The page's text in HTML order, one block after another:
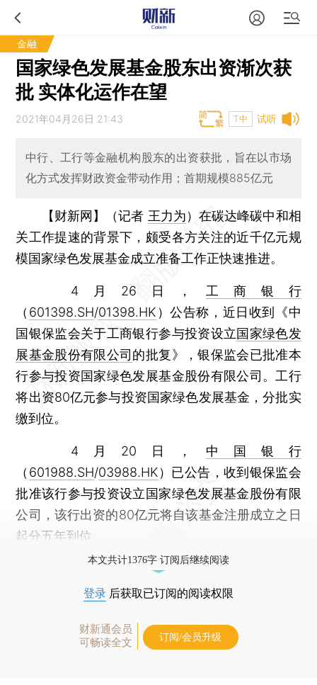
金融
国家绿色发展基金股东出资渐次获
批 实体化运作在望
试听
2021年04月26日 21:43 T中
中行、工行等金融机构股东的出资获批，旨在以市场
化方式发挥财政资金带动作用；首期规模885亿元
【财新网】（记者 王力为） 在碳达峰碳中和相
关工作提速的背景下，颇受各方关注的近千亿元规
模国家绿色发展基金成立准备工作正快速推进。
4月26日， 工商银行
（ 601398.SH/01398.HK ）公告称，近日收到《中
国银保监会关于工商银行参与投资设立国家绿色发
展基金股份有限公司 的批复》，银保监会已批准本
行参与投资国家绿色发展基金股份有限公司。工行
将出资80亿元参与投资国家绿色发展基金，分批实
缴到位。
4月20日， 中国银行
（ 601988.SH/03988.HK）已公告，收到银保监会
批准该行参与投资设立国家绿色发展基金股份有限
公司，该行出资的80亿元将自该基金注册成立之日
起分五年到位。
本文共计1376字 订阅后继续阅读
登录 后获取已订阅的阅读权限
财新通会员
可畅读全文
订阅/会员升级